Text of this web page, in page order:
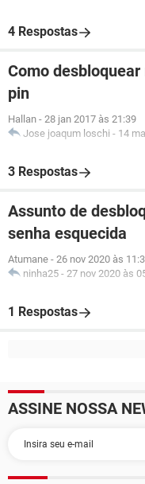
4 Respostas
Como
pin
Hallan - 28 jan 2017 às 21:39
Jose joaqum loschi - 14
3 Respostas
Assunto de
senha esquecida
Atumane - 26 nov 2020 às
ninha25 - 27 nov 2020 às
1 Respostas
ASSINE NOSSA